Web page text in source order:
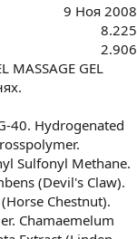
9 Ноя 2008
8.225
2.906
MASSAGE GEL
40. Hydrogenated
Sulfonyl Methane.
(Devil's Claw).
Chestnut).
Chamaemelum